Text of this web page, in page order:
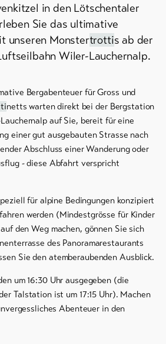
in den Lötschentaler
Sie das ultimative
unseren Monstertrottis ab der
Wiler-Lauchernalp.
Bergabenteuer für Gross und
netts warten direkt bei der Bergstation
auf Sie, bereit für eine
einer gut ausgebauten Strasse nach
Abschluss einer Wanderung oder
- diese Abfahrt verspricht
für alpine Bedingungen konzipiert
werden (Mindestgrösse für Kinder
den Weg machen, gönnen Sie sich
des Panoramarestaurants
Sie den atemberaubenden Ausblick.
um 16:30 Uhr ausgegeben (die
Talstation ist um 17:15 Uhr). Machen
Abenteuer in den